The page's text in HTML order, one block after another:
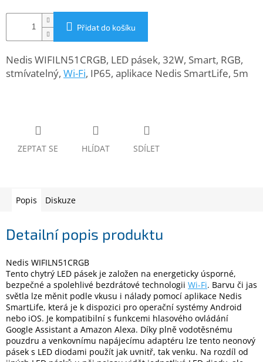
Gaming
Telefony
a
tablety
Velké
notebooky
Elektronika
Domácnost
%
Přidat do košíku
Nedis WIFILN51CRGB, LED pásek, 32W, Smart, RGB,
stmívatelný, Wi-Fi, IP65, aplikace Nedis SmartLife, 5m
ZEPTAT SE HLÍDAT SDÍLET
Popis Diskuze
Detailní popis produktu
Nedis WIFILN51CRGB
Tento chytrý LED pásek je založen na energeticky úsporné,
bezpečné a spolehlivé bezdrátové technologii Wi-Fi. Barvu či jas
světla lze měnit podle vkusu i nálady pomocí aplikace Nedis
SmartLife, která je k dispozici pro operační systémy Android
nebo iOS. Je kompatibilní s funkcemi hlasového ovládání
Google Assistant a Amazon Alexa. Díky plně vodotěsnému
pouzdru a venkovnímu napájecímu adaptéru lze tento neonový
pásek s LED diodami použít jak uvnitř, tak venku. Na rozdíl od